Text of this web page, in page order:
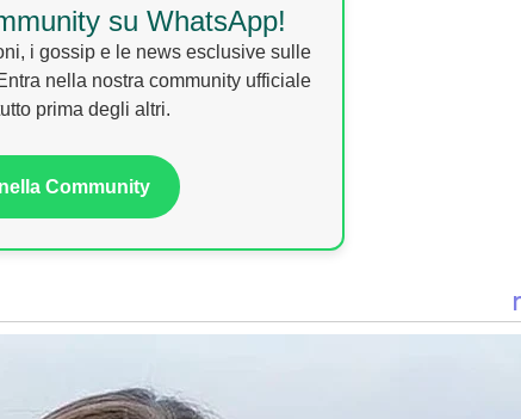
su WhatsApp!
i gossip e le news esclusive sulle
nella nostra community ufficiale
prima degli altri.
Community